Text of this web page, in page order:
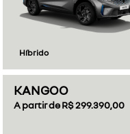
Híbrido
KANGOO
A partir de R$ 299.390,00